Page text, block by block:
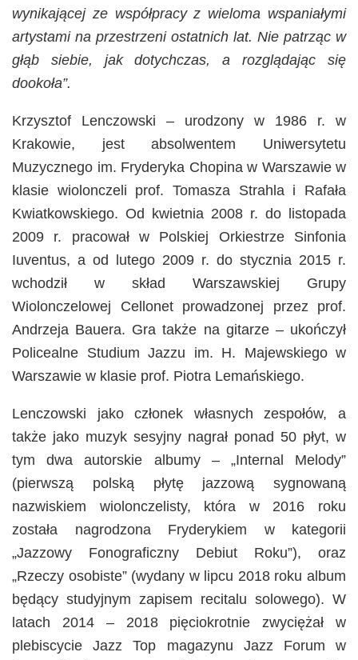
wynikającej ze współpracy z wieloma wspaniałymi
artystami na przestrzeni ostatnich lat. Nie patrząc w
głąb siebie, jak dotychczas, a rozglądając się
dookoła”.
Krzysztof Lenczowski – urodzony w 1986 r. w
Krakowie, jest absolwentem Uniwersytetu
Muzycznego im. Fryderyka Chopina w Warszawie w
klasie wiolonczeli prof. Tomasza Strahla i Rafała
Kwiatkowskiego. Od kwietnia 2008 r. do listopada
2009 r. pracował w Polskiej Orkiestrze Sinfonia
Iuventus, a od lutego 2009 r. do stycznia 2015 r.
wchodził w skład Warszawskiej Grupy
Wiolonczelowej Cellonet prowadzonej przez prof.
Andrzeja Bauera. Gra także na gitarze – ukończył
Policealne Studium Jazzu im. H. Majewskiego w
Warszawie w klasie prof. Piotra Lemańskiego.
Lenczowski jako członek własnych zespołów, a
także jako muzyk sesyjny nagrał ponad 50 płyt, w
tym dwa autorskie albumy – „Internal Melody”
(pierwszą polską płytę jazzową sygnowaną
nazwiskiem wiolonczelisty, która w 2016 roku
została nagrodzona Fryderykiem w kategorii
„Jazzowy Fonograficzny Debiut Roku”), oraz
„Rzeczy osobiste” (wydany w lipcu 2018 roku album
będący studyjnym zapisem recitalu solowego). W
latach 2014 – 2018 pięciokrotnie zwyciężał w
plebiscycie Jazz Top magazynu Jazz Forum w